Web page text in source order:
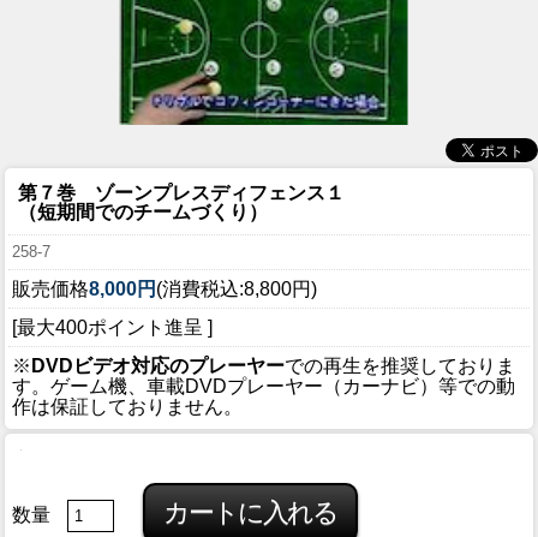
第７巻 ゾーンプレスディフェンス１
（短期間でのチームづくり）
258-7
販売価格8,000円 (消費税込:8,800円)
[最大400ポイント進呈 ]
※ DVDビデオ対応のプレーヤーでの再生を推奨しておりま
す。ゲーム機、車載DVDプレーヤー（カーナビ）等での動
作は保証しておりません。
数量